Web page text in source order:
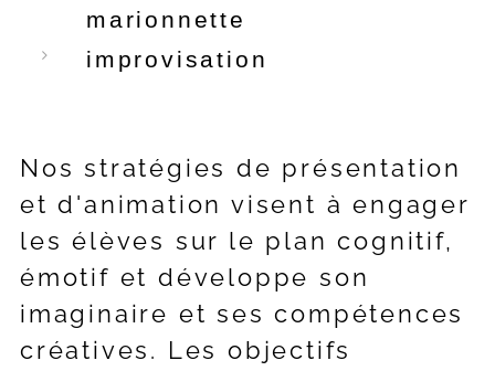
marionnette
improvisation
Nos stratégies de présentation
et d'animation visent à engager
les élèves sur le plan cognitif,
émotif et développe son
imaginaire et ses compétences
créatives. Les objectifs